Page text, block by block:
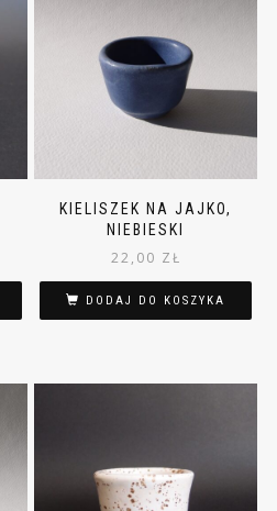
KIELISZEK NA JAJKO,
NIEBIESKI
22,00 ZŁ
DODAJ DO KOSZYKA